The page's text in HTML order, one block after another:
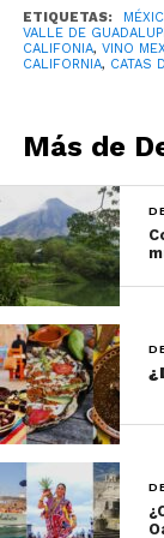
Lo que todas
transmitir la
sus vinos.
Una
Uno de los
es que no es
disfrutarla.
ETIQUETAS:
VALLE DE
CALIFONIA, VINO
CALIFORNIA, CATAS
Más de